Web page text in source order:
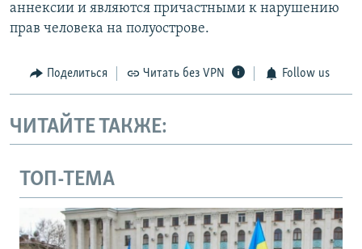
аннексии и являются причастными к нарушению
прав человека на полуострове.
Поделиться Читать без VPN Follow us
ЧИТАЙТЕ ТАКЖЕ:
ТОП-ТЕМА